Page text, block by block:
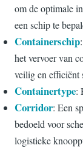
om de optimale
een schip te
Containerschip
het vervoer van
veilig en efficiënt
Containertype:
Corridor: Een
bedoeld voor
logistieke